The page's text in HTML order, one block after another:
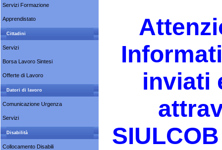
Servizi Formazione
Apprendistato
Cittadini
Servizi
Borsa Lavoro Sintesi
Offerte di Lavoro
Datori di lavoro
Comunicazione Urgenza
Servizi
Disabilità
Collocamento Disabili
inviati